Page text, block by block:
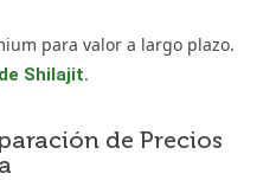
para valor a largo plazo.
Shilajit.
de Precios